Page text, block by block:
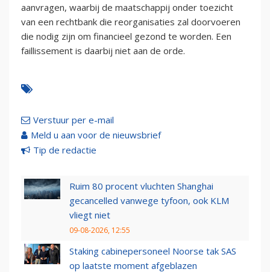
aanvragen, waarbij de maatschappij onder toezicht
van een rechtbank die reorganisaties zal doorvoeren
die nodig zijn om financieel gezond te worden. Een
faillissement is daarbij niet aan de orde.
Verstuur per e-mail
Meld u aan voor de nieuwsbrief
Tip de redactie
Ruim 80 procent vluchten Shanghai
gecancelled vanwege tyfoon, ook KLM
vliegt niet
09-08-2026, 12:55
Staking cabinepersoneel Noorse tak SAS
op laatste moment afgeblazen